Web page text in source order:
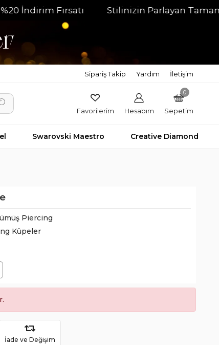
Fırsatı Stilinizin Parlayan
Sipariş Takip Yardım İletişim
Favorilerim Hesabım
0
Sepetim
Swarovski Maestro Creative Diamond
Piercing
Küpeler
İade ve Değişim